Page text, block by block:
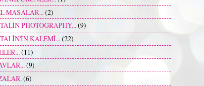
MASALAR... (2)
PHOTOGRAPHY...(9)
KALEMİ...(22)
(11)
(9)
(6)